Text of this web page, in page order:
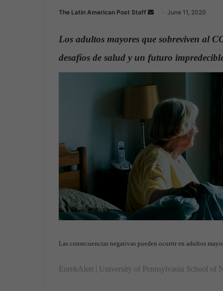
The Latin American Post Staff
n
a
n
e
m
a
June 11, 2020
Los adultos mayores que sobreviven al
desafíos de salud y un futuro
Las consecuencias negativas pueden ocurrir en adultos
EurekAlert | University of Pennsylvania School of